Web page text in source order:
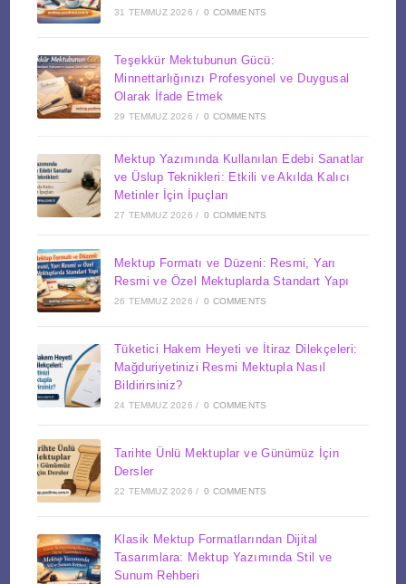
31 TEMMUZ 2026 / 0 COMMENTS
Teşekkür Mektubunun Gücü:
Minnettarlığınızı Profesyonel ve Duygusal
Olarak İfade Etmek
29 TEMMUZ 2026 / 0 COMMENTS
Mektup Yazımında Kullanılan Edebi Sanatlar
ve Üslup Teknikleri: Etkili ve Akılda Kalıcı
Metinler İçin İpuçları
27 TEMMUZ 2026 / 0 COMMENTS
Mektup Formatı ve Düzeni: Resmi, Yarı
Resmi ve Özel Mektuplarda Standart Yapı
26 TEMMUZ 2026 / 0 COMMENTS
Tüketici Hakem Heyeti ve İtiraz Dilekçeleri:
Mağduriyetinizi Resmi Mektupla Nasıl
Bildirirsiniz?
24 TEMMUZ 2026 / 0 COMMENTS
Tarihte Ünlü Mektuplar ve Günümüz İçin
Dersler
22 TEMMUZ 2026 / 0 COMMENTS
Klasik Mektup Formatlarından Dijital
Tasarımlara: Mektup Yazımında Stil ve
Sunum Rehberi